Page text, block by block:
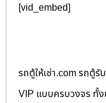
[vid_embed]
รถตู้ให้เช่า.com รถตู้รั
VIP แบบครบวงจร ทั้